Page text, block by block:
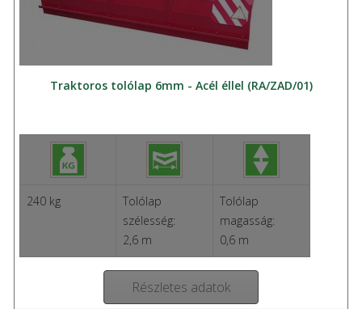
Traktoros tolólap 6mm - Acél éllel (RA/ZAD/01)
240 kg
Tolólap
szélesség:
2,6 m
Tolólap
magasság:
0,6 m
Részletes adatok